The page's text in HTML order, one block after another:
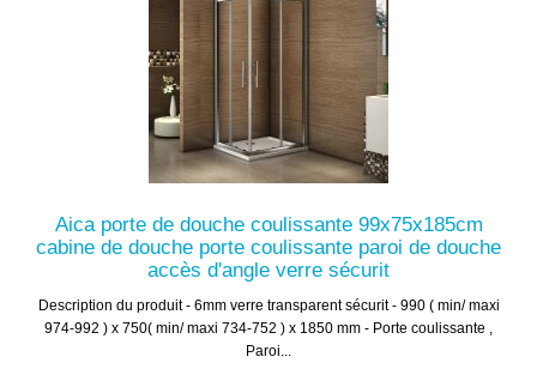
Aica porte de douche coulissante 99x75x185cm
cabine de douche porte coulissante paroi de douche
accès d'angle verre sécurit
Description du produit - 6mm verre transparent sécurit - 990 ( min/ maxi
974-992 ) x 750( min/ maxi 734-752 ) x 1850 mm - Porte coulissante ,
Paroi...